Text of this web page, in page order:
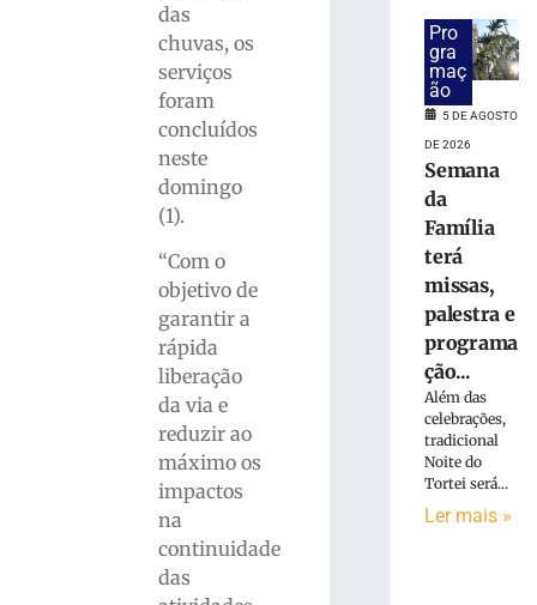
das
chuvas, os
serviços
foram
concluídos
neste
domingo
(1).
“Com o
objetivo de
garantir a
rápida
liberação
da via e
reduzir ao
máximo os
impactos
na
continuidade
das
Concurso
público
Prefeitura
Brusque
encerra
inscrições
pagamento
Pro
gra
maç
ão
5 DE AGOSTO
DE 2026
Semana
da
Família
terá
missas,
palestra e
programa
ção...
Além das
celebrações,
tradicional
Noite do
Tortei será...
Ler mais »